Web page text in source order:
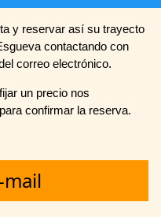
y reservar así su trayecto
contactando con
correo electrónico.
un precio nos
confirmar la reserva.
mail